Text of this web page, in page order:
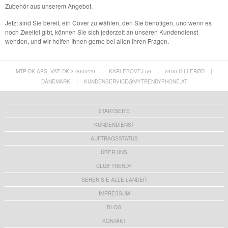
Zubehör aus unserem Angebot.
Jetzt sind Sie bereit, ein Cover zu wählen, den Sie benötigen, und wenn es
noch Zweifel gibt, können Sie sich jederzeit an unseren Kundendienst
wenden, und wir helfen Ihnen gerne bei allen Ihren Fragen.
MTP DK APS, VAT: DK 37860220 | KARLEBOVEJ 59 | 3400 HILLERØD
|
DÄNEMARK
| KUNDENSERVICE@MYTRENDYPHONE.AT
STARTSEITE
KUNDENDIENST
AUFTRAGSSTATUS
ÜBER UNS
CLUB TRENDY
SEHEN SIE ALLE LÄNDER
IMPRESSUM
BLOG
KONTAKT